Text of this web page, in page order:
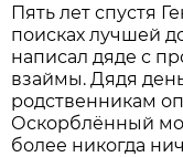
Пять лет спустя
поисках лучшей
написал дяде с
взаймы. Дядя
родственникам
Оскорблённый
более никогда